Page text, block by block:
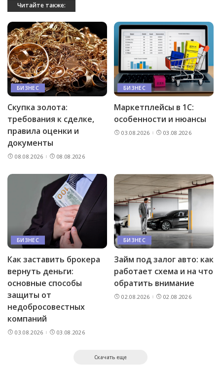
Читайте также:
БИЗНЕС
Скупка золота:
требования к сделке,
правила оценки и
документы
08.08.2026 08.08.2026
БИЗНЕС
Маркетплейсы в 1С:
особенности и нюансы
03.08.2026 03.08.2026
БИЗНЕС
Как заставить брокера
вернуть деньги:
основные способы
защиты от
недобросовестных
компаний
03.08.2026 03.08.2026
БИЗНЕС
Займ под залог авто: как
работает схема и на что
обратить внимание
02.08.2026 02.08.2026
Скачать еще